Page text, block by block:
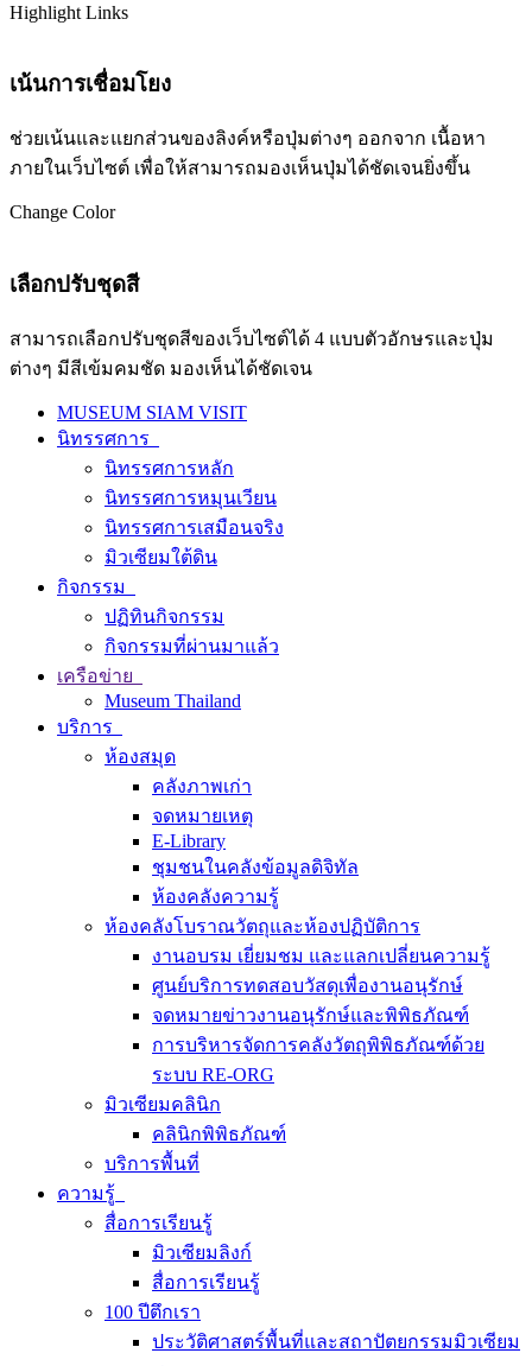
Highlight Links
เน้นการเชื่อมโยง
ช่วยเน้นและแยกส่วนของลิงค์หรือปุ่มต่างๆ ออกจาก เนื้อหา
ภายในเว็บไซต์ เพื่อให้สามารถมองเห็นปุ่มได้ชัดเจนยิ่งขึ้น
Change Color
เลือกปรับชุดสี
สามารถเลือกปรับชุดสีของเว็บไซต์ได้ 4 แบบตัวอักษรและปุ่ม
ต่างๆ มีสีเข้มคมชัด มองเห็นได้ชัดเจน
MUSEUM SIAM VISIT
นิทรรศการ
นิทรรศการหลัก
นิทรรศการหมุนเวียน
นิทรรศการเสมือนจริง
มิวเซียมใต้ดิน
กิจกรรม
ปฏิทินกิจกรรม
กิจกรรมที่ผ่านมาแล้ว
เครือข่าย
Museum Thailand
บริการ
ห้องสมุด
คลังภาพเก่า
จดหมายเหตุ
E-Library
ชุมชนในคลังข้อมูลดิจิทัล
ห้องคลังความรู้
ห้องคลังโบราณวัตถุและห้องปฏิบัติการ
งานอบรม เยี่ยมชม และแลกเปลี่ยนความรู้
ศูนย์บริการทดสอบวัสดุเพื่องานอนุรักษ์
จดหมายข่าวงานอนุรักษ์และพิพิธภัณฑ์
การบริหารจัดการคลังวัตถุพิพิธภัณฑ์ด้วย
ระบบ RE-ORG
มิวเซียมคลินิก
คลินิกพิพิธภัณฑ์
บริการพื้นที่
ความรู้
สื่อการเรียนรู้
มิวเซียมลิงก์
สื่อการเรียนรู้
100 ปีตึกเรา
ประวัติศาสตร์พื้นที่และสถาปัตยกรรมมิวเซียม